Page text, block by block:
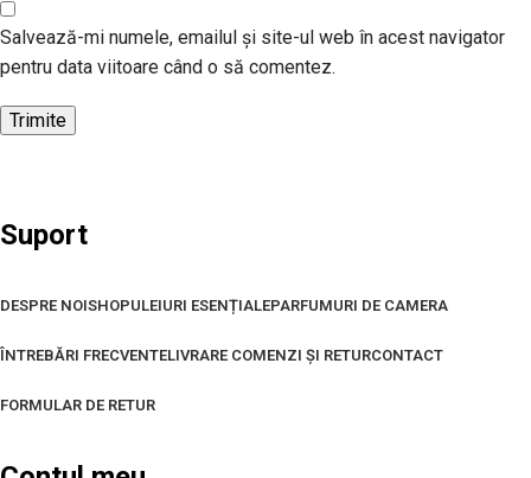
Salvează-mi numele, emailul și site-ul web în acest navigator
pentru data viitoare când o să comentez.
Suport
DESPRE NOISHOPULEIURI ESENȚIALEPARFUMURI DE CAMERA
ÎNTREBĂRI FRECVENTELIVRARE COMENZI ȘI RETURCONTACT
FORMULAR DE RETUR